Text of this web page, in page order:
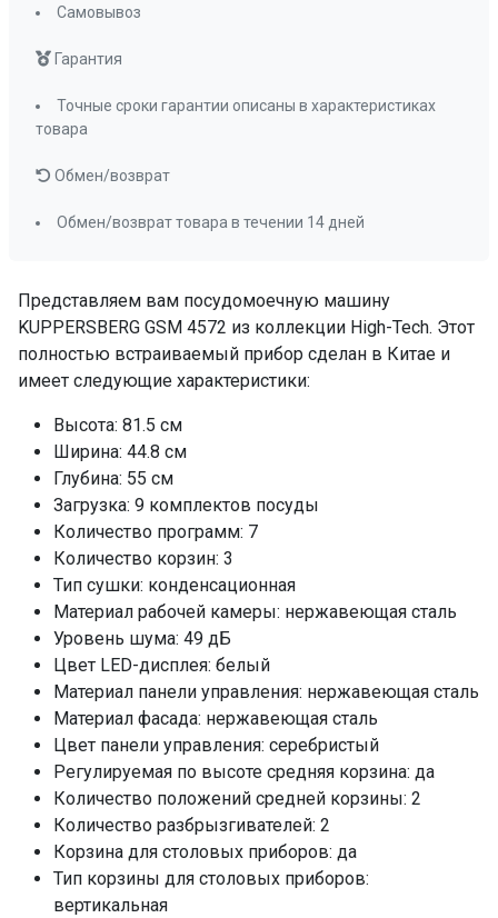
Корзина для столовых приборов
Тип корзины для столовых приборов
вертикальная
Полка для чашек
Складные держатели тарелок
Фильтр тонкой и грубой очистки
Отображение выбранной программы
Отображение времени мытья
Настройка дозировки ополаскивателя
Настройка расхода соли
Использование средств 3 в 1
Допустимый вес фасада, кг
Мощность подключения, кВт
2,1
Класс энергопотребления
Потребление воды
Потребление электроэнергии, кВт/ч
Класс мойки
А
Класс сушки
А
Луч на полу
нет
Загрузка 1/2
да
Защита от протечек
частичная
Представляем вам посудомоечную машину
KUPPERSBERG GSM 4572 из коллекции High-Tech. Этот
полностью встраиваемый прибор сделан в Китае и
имеет следующие характеристики:
Высота: 81.5 см
Ширина: 44.8 см
Глубина: 55 см
Загрузка: 9 комплектов посуды
Количество программ: 7
Количество корзин: 3
Тип сушки: конденсационная
Материал рабочей камеры: нержавеющая сталь
Уровень шума: 49 дБ
Цвет LED-дисплея: белый
Материал панели управления: нержавеющая сталь
Материал фасада: нержавеющая сталь
Цвет панели управления: серебристый
Регулируемая по высоте средняя корзина: да
Количество положений средней корзины: 2
Количество разбрызгивателей: 2
Корзина для столовых приборов: да
Тип корзины для столовых приборов:
вертикальная
Самовывоз
Гарантия
Точные сроки гарантии описаны в характеристиках
товара
Обмен/возврат
Обмен/возврат товара в течении 14 дней